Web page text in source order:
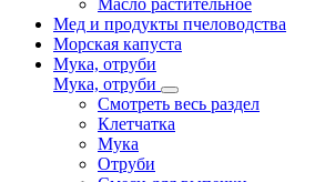
Масло растительное
Мед и продукты пчеловодства
Морская капуста
Мука, отруби
Мука, отруби
Смотреть весь раздел
Клетчатка
Мука
Отруби